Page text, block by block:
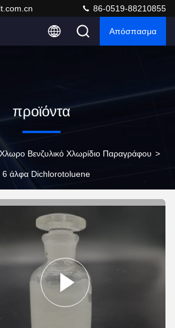
86-0519-88210855
Απόσπασμα
προϊόντα
Χλωρο Βενζυλικό Χλωρίδιο Παραγράφου >
άλφα Dichlorotoluene